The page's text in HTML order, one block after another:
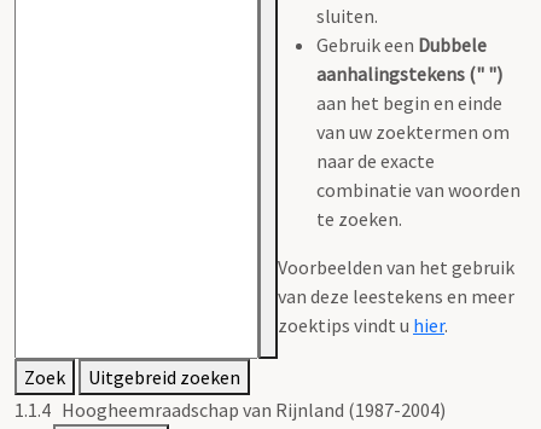
sluiten.
Gebruik een Dubbele
aanhalingstekens (" ")
aan het begin en einde
van uw zoektermen om
naar de exacte
combinatie van woorden
te zoeken.
Voorbeelden van het gebruik
van deze leestekens en meer
zoektips vindt u hier.
Zoek
Uitgebreid zoeken
1.1.4 Hoogheemraadschap van Rijnland (1987-2004)